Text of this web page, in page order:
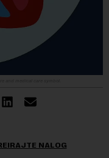
NALOG